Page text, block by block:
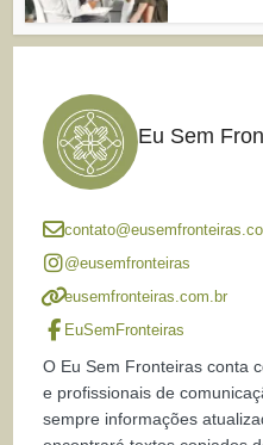
Eu Sem
@eusemfronteiras
eusemfronteiras.com.br
EuSemFronteiras
O Eu Sem Fronteiras conta
e profissionais de
sempre informações